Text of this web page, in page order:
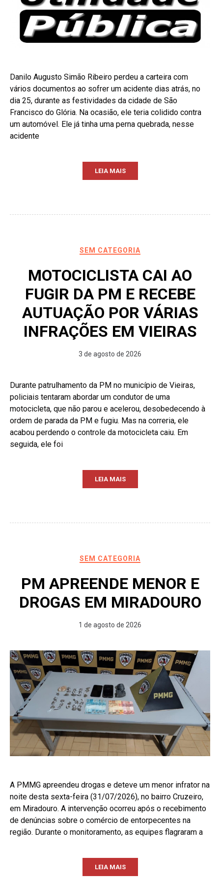
Danilo Augusto Simão Ribeiro perdeu a carteira com
vários documentos ao sofrer um acidente dias atrás, no
dia 25, durante as festividades da cidade de São
Francisco do Glória. Na ocasião, ele teria colidido contra
um automóvel. Ele já tinha uma perna quebrada, nesse
acidente
LEIA MAIS
SEM CATEGORIA
MOTOCICLISTA CAI AO
FUGIR DA PM E RECEBE
AUTUAÇÃO POR VÁRIAS
INFRAÇÕES EM VIEIRAS
3 de agosto de 2026
Durante patrulhamento da PM no município de Vieiras,
policiais tentaram abordar um condutor de uma
motocicleta, que não parou e acelerou, desobedecendo à
ordem de parada da PM e fugiu. Mas na correria, ele
acabou perdendo o controle da motocicleta caiu. Em
seguida, ele foi
LEIA MAIS
SEM CATEGORIA
PM APREENDE MENOR E
DROGAS EM MIRADOURO
1 de agosto de 2026
A PMMG apreendeu drogas e deteve um menor infrator na
noite desta sexta-feira (31/07/2026), no bairro Cruzeiro,
em Miradouro. A intervenção ocorreu após o recebimento
de denúncias sobre o comércio de entorpecentes na
região. Durante o monitoramento, as equipes flagraram a
LEIA MAIS